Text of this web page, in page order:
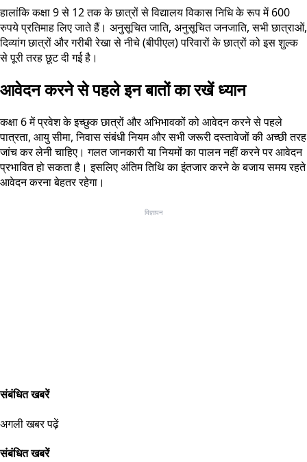
हालांकि कक्षा 9 से 12 तक के छात्रों से विद्यालय विकास निधि के रूप में 600
रुपये प्रतिमाह लिए जाते हैं। अनुसूचित जाति, अनुसूचित जनजाति, सभी छात्राओं,
दिव्यांग छात्रों और गरीबी रेखा से नीचे (बीपीएल) परिवारों के छात्रों को इस शुल्क
से पूरी तरह छूट दी गई है।
आवेदन करने से पहले इन बातों का रखें ध्यान
कक्षा 6 में प्रवेश के इच्छुक छात्रों और अभिभावकों को आवेदन करने से पहले
पात्रता, आयु सीमा, निवास संबंधी नियम और सभी जरूरी दस्तावेजों की अच्छी तरह
जांच कर लेनी चाहिए। गलत जानकारी या नियमों का पालन नहीं करने पर आवेदन
प्रभावित हो सकता है। इसलिए अंतिम तिथि का इंतजार करने के बजाय समय रहते
आवेदन करना बेहतर रहेगा।
विज्ञापन
संबंधित खबरें
अगली खबर पढ़ें
संबंधित खबरें